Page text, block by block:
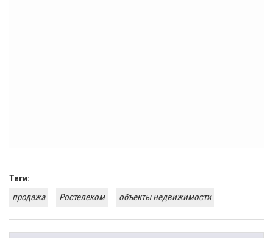
Теги:
продажа
Ростелеком объекты недвижимости